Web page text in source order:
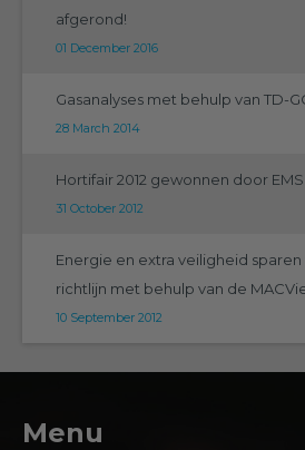
afgerond!
01 December 2016
Gasanalyses met behulp van TD-
28 March 2014
Hortifair 2012 gewonnen door
31 October 2012
Energie en extra veiligheid sparen
richtlijn met behulp van de
10 September 2012
Menu